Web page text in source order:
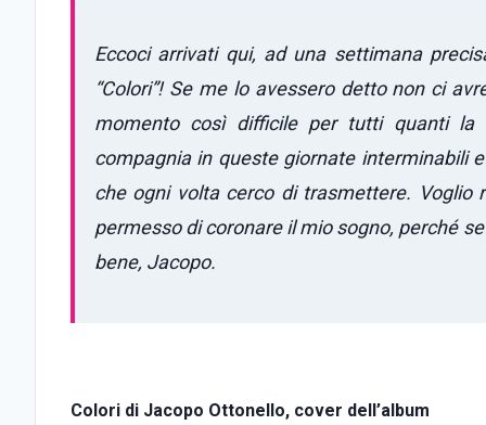
Eccoci arrivati qui, ad una settimana
“Colori”! Se me lo avessero detto non ci
momento così difficile per tutti quanti la
compagnia in queste giornate interminabili
che ogni volta cerco di trasmettere.
permesso di coronare il mio sogno, perché
bene, Jacopo.
Colori di Jacopo Ottonello, cover dell’album